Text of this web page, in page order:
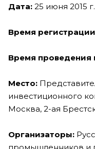
Дата: 25 июня 2015
Время
Время проведения
Место:
инвестиционного
Москва, 2-ая
Организаторы: